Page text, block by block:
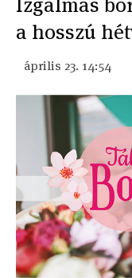
a hosszú
április 23. 14:54